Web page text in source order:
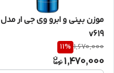
موزن بینی و ابرو وی‌ جی ار مدل
v619
1,670,000
11%
1,470,000